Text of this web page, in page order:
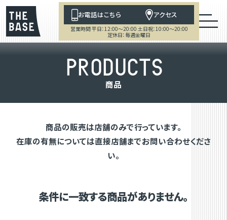
お電話はこちら アクセス
営業時間 平日：12:00～20:00 土日祝：10:00～20:00
定休日：毎週金曜日
PRODUCTS
商品
商品の販売は店舗のみで行っています。
在庫の有無については直接店舗までお問い合わせくださ
い。
条件に一致する商品がありません。